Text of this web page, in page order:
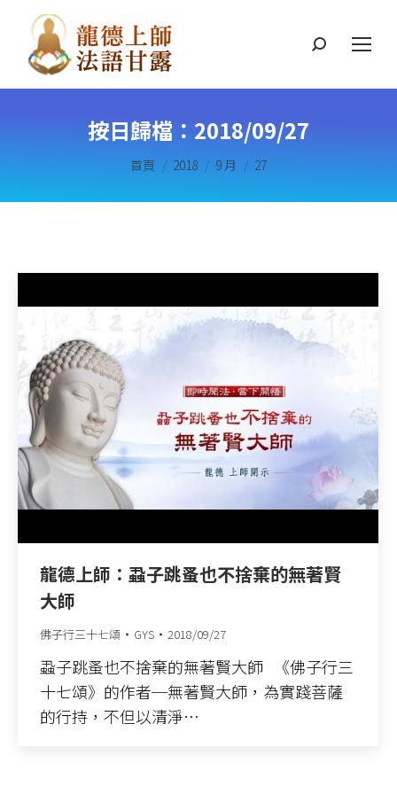
搜
按日歸檔： 2018/09/27
您在這裡：
首頁 2018 9 月 27
龍德上師：蝨子跳蚤也不捨棄的無著賢
大師
佛子行三十七頌 GYS 2018/09/27
蝨子跳蚤也不捨棄的無著賢大師 《佛子行三
十七頌》的作者─無著賢大師，為實踐菩薩
的行持，不但以清淨…